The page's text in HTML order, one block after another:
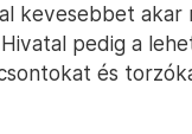
kevesebbet akar
pedig a
és